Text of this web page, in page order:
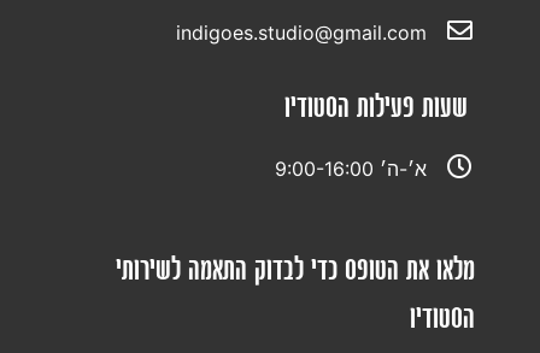
indigoes.studio@gmail.com
שעות פעילות הסטודיו
א׳-ה׳ 9:00-16:00
מלאו את הטופס כדי לבדוק התאמה לשירותי
הסטודיו